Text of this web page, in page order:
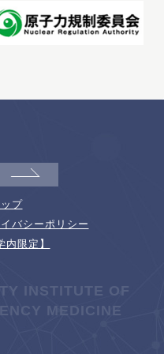
プ
バシーポリシー
限定】
INSTITUTE OF
MEDICINE